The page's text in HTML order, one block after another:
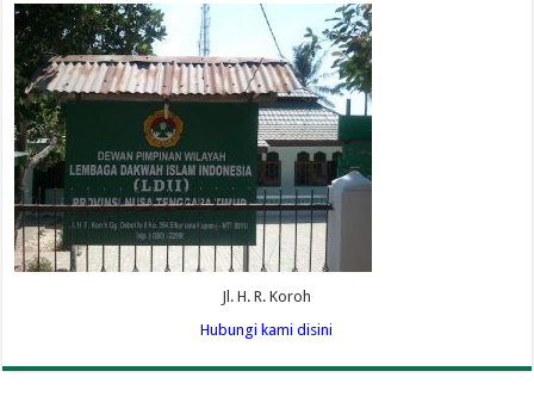
Jl. H. R. Koroh
Hubungi kami disini